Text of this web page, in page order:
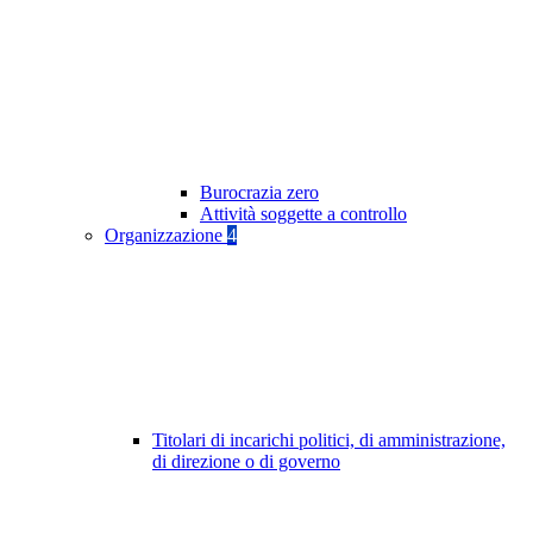
Burocrazia zero
Attività soggette a controllo
Organizzazione 4
Titolari di incarichi politici, di amministrazione,
di direzione o di governo